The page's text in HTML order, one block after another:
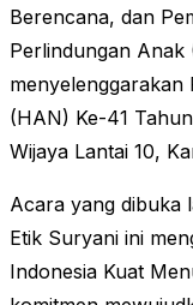
Berencana, dan
Perlindungan Anak
(HAN) Ke-41
Wijaya Lantai 10,
Acara yang dibuka
Etik Suryani ini
Indonesia Kuat